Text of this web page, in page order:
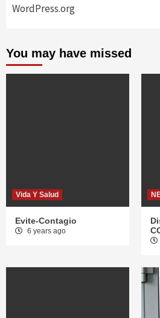
WordPress.org
You may have missed
Vida Y Salud
Evite-Contagio
6 years ago